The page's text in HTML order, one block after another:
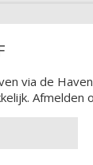
via de
Afmelden